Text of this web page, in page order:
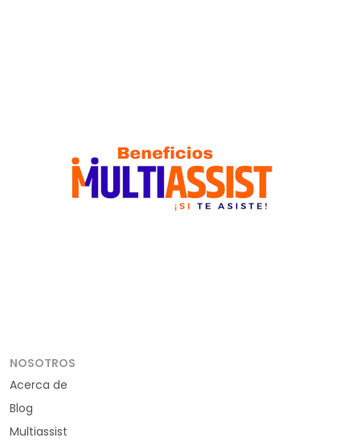
NOSOTROS
Acerca de
Blog
Multiassist